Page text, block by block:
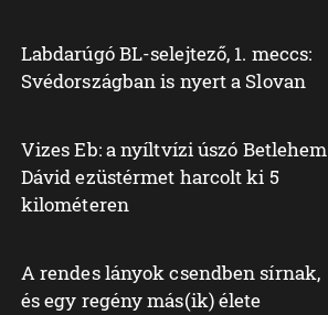
Labdarúgó BL-selejtező, 1. meccs:
Svédországban is nyert a Slovan
Vizes Eb: a nyíltvízi úszó Betlehem
Dávid ezüstérmet harcolt ki 5
kilométeren
A rendes lányok csendben sírnak,
és egy regény más(ik) élete